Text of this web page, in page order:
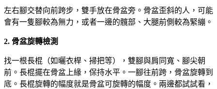
左右腳交替向前跨步，雙手放在骨盆旁。骨盆歪斜的人，可能
會有一隻腳較為無力，或者一邊的髖部、大腿前側較為緊繃。
2. 骨盆旋轉檢測
找一根長棍（如曬衣桿、掃把等），雙腳與肩同寬、腳尖朝
前。長棍擺在骨盆上緣，保持水平。一腳往前跨，骨盆旋轉到
底。長棍旋轉的幅度就是骨盆可旋轉的幅度。兩邊都試試看，